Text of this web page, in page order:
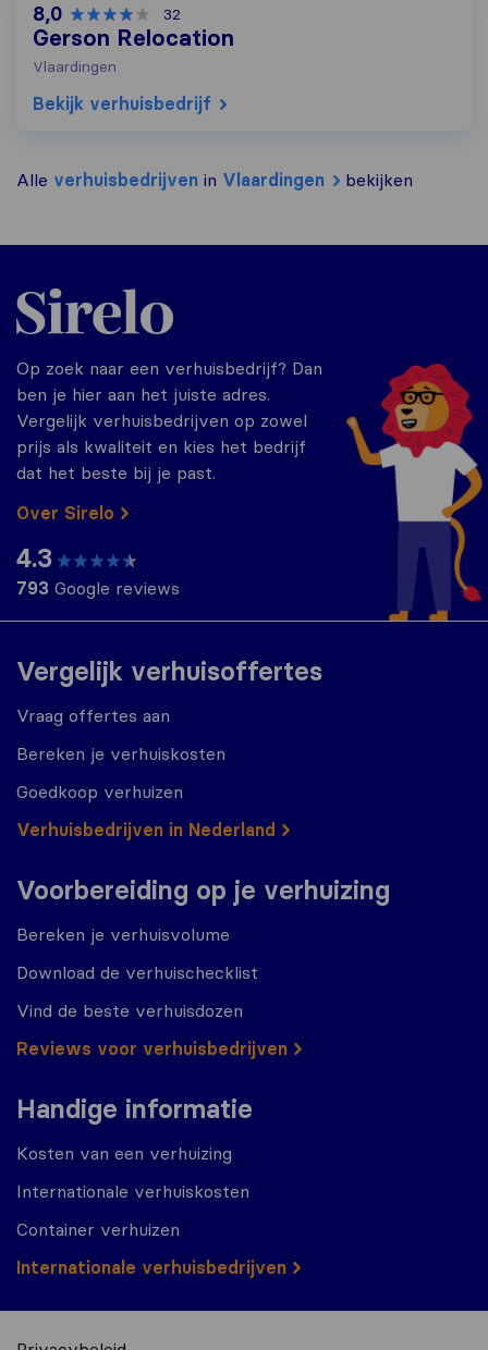
8,0 32
Gerson Relocation
Vlaardingen
Bekijk verhuisbedrijf
Alle verhuisbedrijven in Vlaardingen bekijken
Vergelijk verhuisoffertes
Vraag offertes aan
Bereken je verhuiskosten
Goedkoop verhuizen
Verhuisbedrijven in Nederland
Voorbereiding op je verhuizing
Bereken je verhuisvolume
Download de verhuischecklist
Vind de beste verhuisdozen
Reviews voor verhuisbedrijven
Handige informatie
Kosten van een verhuizing
Internationale verhuiskosten
Container verhuizen
Internationale verhuisbedrijven
Sirelo.nl
Op zoek naar een verhuisbedrijf? Dan
ben je hier aan het juiste adres.
Vergelijk verhuisbedrijven op zowel
prijs als kwaliteit en kies het bedrijf
dat het beste bij je past.
Over Sirelo
4.3
793 Google reviews